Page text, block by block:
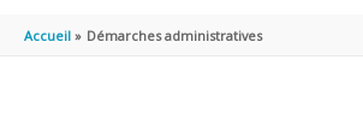
Accueil Démarches administratives